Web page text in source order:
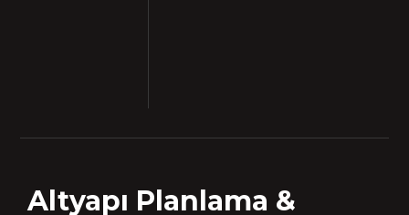
Altyapı Planlama &